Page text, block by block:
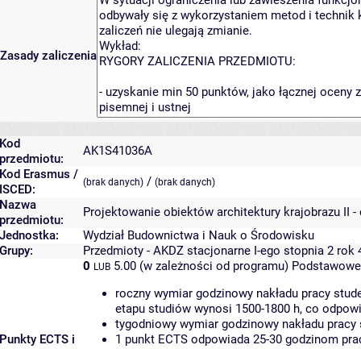
Zasady zaliczenia
Kod
przedmiotu:
AK1S41036A
Kod Erasmus /
ISCED:
(brak danych) / (brak danych)
Nazwa
przedmiotu:
Projektowanie obiektów architektury krajobrazu II -
Jednostka:
Wydział Budownictwa i Nauk o Środowisku
Grupy:
Przedmioty - AKDZ stacjonarne I-ego stopnia 2 rok
Punkty ECTS i
0 LUB 5.00 (w zależności od programu)
roczny wymiar godzinowy nakładu pracy
etapu studiów wynosi 1500-1800 h, co
tygodniowy wymiar godzinowy nakładu
1 punkt ECTS odpowiada 25-30 godzinom